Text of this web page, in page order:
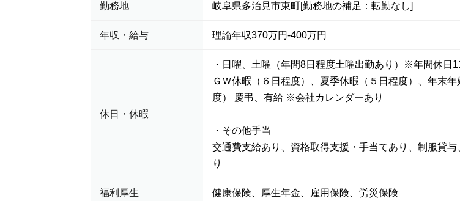
勤務地 岐阜県多治見市東町[勤務地の補足：転勤なし]
年収・給与 理論年収370万円-400万円
休日・休暇
・日曜、土曜（年間8日程度土曜出勤あり）※年間休日
ＧＷ休暇（６日程度）、夏季休暇（５日程度）、年末
度） 慶弔、有給 ※会社カレンダーあり
・その他手当
交通費支給あり、資格取得支援・手当てあり、制服貸与
り
福利厚生 健康保険、厚生年金、雇用保険、労災保険